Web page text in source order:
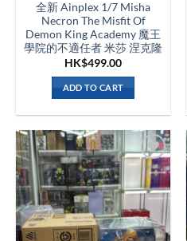
全新 Ainplex 1/7 Misha
Necron The Misfit Of
Demon King Academy 魔王
學院的不適任者 米莎 涅克隆
HK$499.00
ADD TO CART